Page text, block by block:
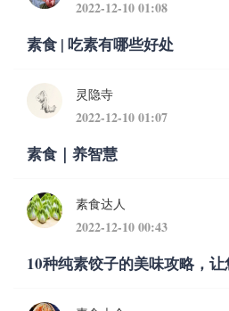
2022-12-10 01:08
素食 | 吃素有哪些好处
灵隐寺
2022-12-10 01:07
素食｜养智慧
素食达人
2022-12-10 00:43
10种纯素饺子的美味攻略，让